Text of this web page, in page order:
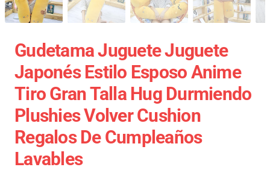
Gudetama Juguete Juguete
Japonés Estilo Esposo Anime
Tiro Gran Talla Hug Durmiendo
Plushies Volver Cushion
Regalos De Cumpleaños
Lavables